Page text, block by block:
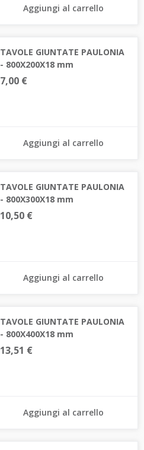
Aggiungi al carrello
TAVOLE GIUNTATE PAULONIA
- 800X200X18 mm
7,00 €
Aggiungi al carrello
TAVOLE GIUNTATE PAULONIA
- 800X300X18 mm
10,50 €
Aggiungi al carrello
TAVOLE GIUNTATE PAULONIA
- 800X400X18 mm
13,51 €
Aggiungi al carrello